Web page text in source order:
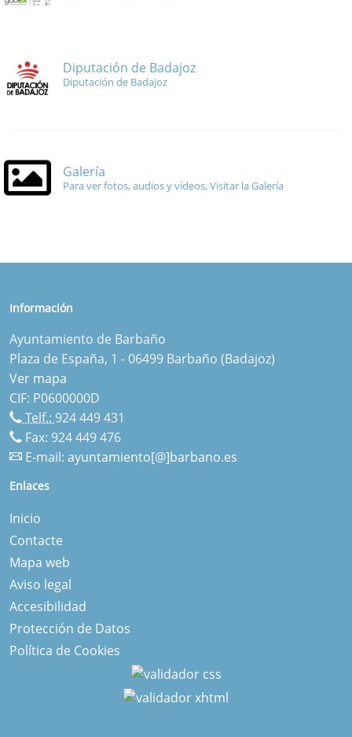
Diputación de Badajoz
Diputación de Badajoz
Galería
Para ver fotos, audios y vídeos, Visitar la Galería
Información
Ayuntamiento de Barbaño
Plaza de España, 1 - 06499 Barbaño (Badajoz)
Ver mapa
CIF: P0600000D
Telf.: 924 449 431
Fax: 924 449 476
E-mail: ayuntamiento[@]barbano.es
Enlaces
Inicio
Contacte
Mapa web
Aviso legal
Accesibilidad
Protección de Datos
Política de Cookies